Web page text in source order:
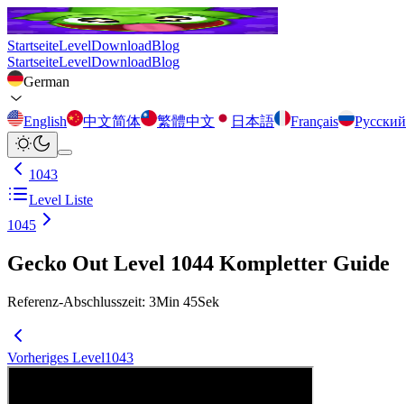
StartseiteLevelDownloadBlog
StartseiteLevelDownloadBlog
German
English 中文简体 繁體中文 日本語 Français Русский
1043
Level Liste
1045
Gecko Out Level 1044 Kompletter Guide
Referenz-Abschlusszeit: 3Min 45Sek
Vorheriges Level1043